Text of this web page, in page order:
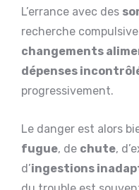
L’errance avec des
recherche
changements
dépenses
progressivement.
Le danger est alors
fugue, de chute,
d’ingestions